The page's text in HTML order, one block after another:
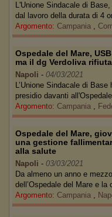
L'Unione Sindacale di
dal lavoro della durata di 4
Argomento: Campania ,
Ospedale del Mare,
ma il dg Verdoliva
Napoli - 04/03/2021
L’Unione Sindacale di
presidio davanti
Argomento: Campania ,
Ospedale del Mare,
una gestione
alla salute
Napoli - 03/03/2021
Da almeno un anno e
dell’Ospedale del Mare e
Argomento: Campania ,